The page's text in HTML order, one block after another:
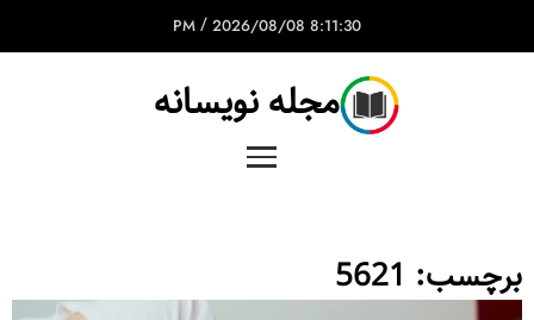
8:11:30 PM
/ 2026/08/08
مجله نویسانه
برچسب: 5621